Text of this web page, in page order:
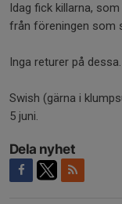
Idag fick killarna,
från föreningen som
Inga returer på
Swish (gärna i
5 juni.
Dela nyhet